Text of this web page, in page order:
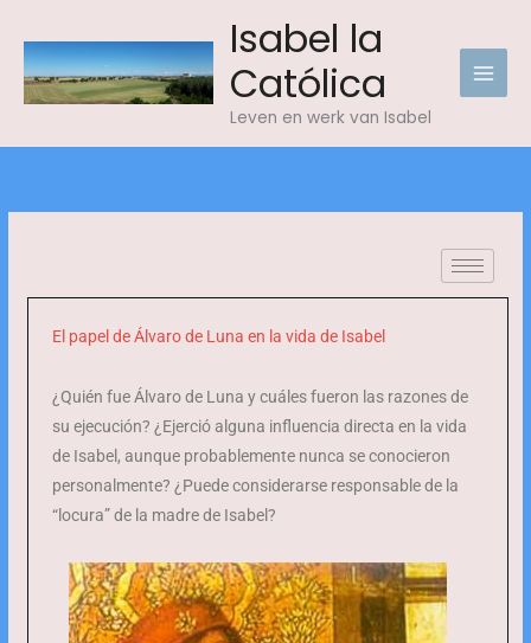
content
Isabel la
Católica
Leven en werk van Isabel
El papel de Álvaro de Luna en la vida de Isabel
¿Quién fue Álvaro de Luna y cuáles fueron las razones de
su ejecución? ¿Ejerció alguna influencia directa en la vida
de Isabel, aunque probablemente nunca se conocieron
personalmente? ¿Puede considerarse responsable de la
“locura” de la madre de Isabel?